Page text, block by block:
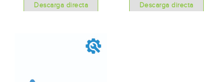
Descarga directa Descarga directa